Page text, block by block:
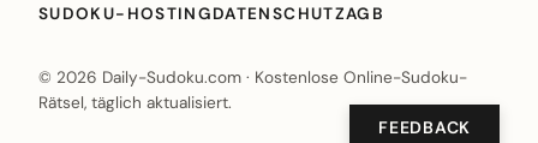
SUDOKU-HOSTINGDATENSCHUTZAGB
© 2026 Daily-Sudoku.com · Kostenlose Online-Sudoku-
Rätsel, täglich aktualisiert.
FEEDBACK